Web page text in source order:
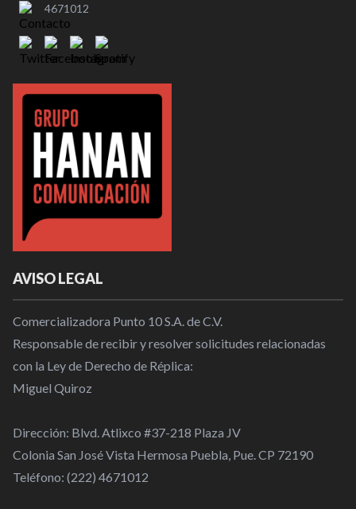
4671012
AVISO LEGAL
Comercializadora Punto 10 S.A. de C.V.
Responsable de recibir y resolver solicitudes relacionadas
con la Ley de Derecho de Réplica:
Miguel Quiroz
Dirección: Blvd. Atlixco #37-218 Plaza JV
Colonia San José Vista Hermosa Puebla, Pue. CP 72190
Teléfono: (222) 4671012